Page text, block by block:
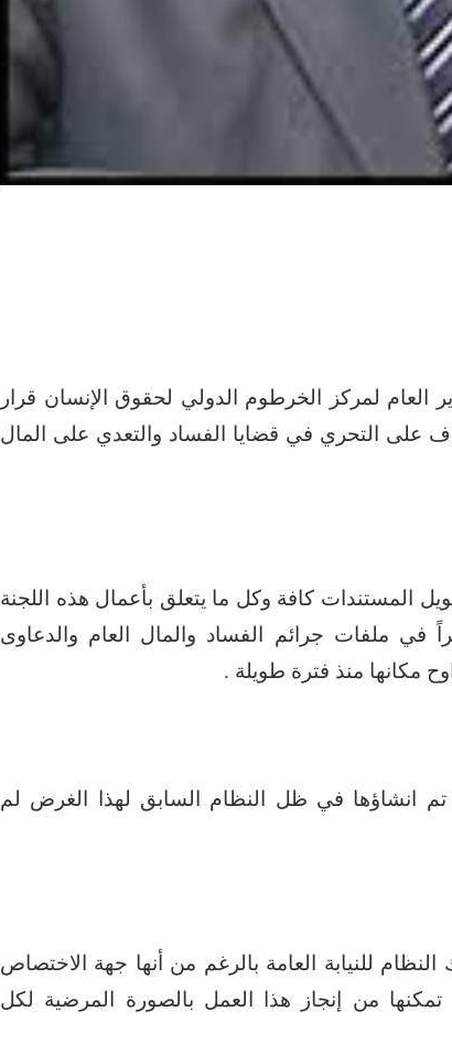
العام لمركز الخرطوم الدولي لحقوق الإنسان قرار
على التحري في قضايا الفساد والتعدي على المال
المستندات كافة وكل ما يتعلق بأعمال هذه اللجنة
في ملفات جرائم الفساد والمال العام والدعاوى
مكانها منذ فترة طويلة .
انشاؤها في ظل النظام السابق لهذا الغرض لم
للنيابة العامة بالرغم من أنها جهة الاختصاص
تمكنها من إنجاز هذا العمل بالصورة المرضية لكل